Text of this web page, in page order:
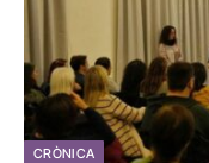
CRÒNICA